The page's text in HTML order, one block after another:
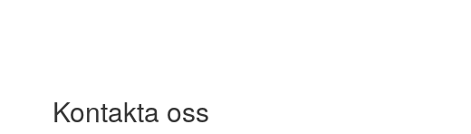
Kontakta oss